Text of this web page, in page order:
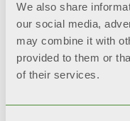
We also share
our social media,
may combine it with
provided to them or
of their services.